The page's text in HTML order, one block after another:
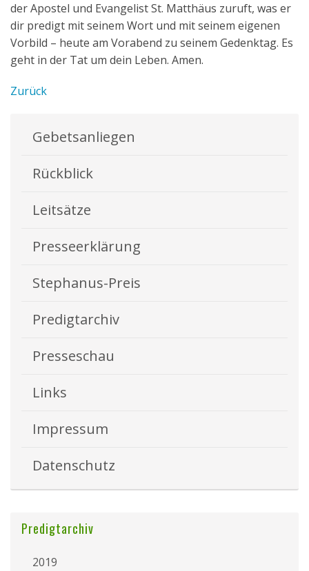
der Apostel und Evangelist St. Matthäus zuruft, was er
dir predigt mit seinem Wort und mit seinem eigenen
Vorbild – heute am Vorabend zu seinem Gedenktag. Es
geht in der Tat um dein Leben. Amen.
Zurück
Gebetsanliegen
Rückblick
Leitsätze
Presseerklärung
Stephanus-Preis
Predigtarchiv
Presseschau
Links
Impressum
Datenschutz
Predigtarchiv
2019